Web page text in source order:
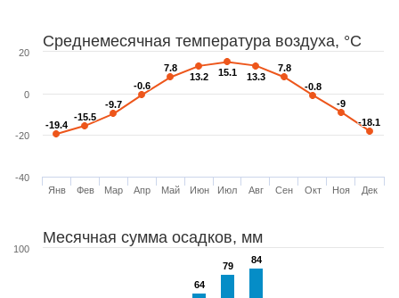
Среднемесячная температура воздуха, °C
-19.4
-19.4
-15.5
-15.5
-9.7
-9.7
-0.6
-0.6
7.8
7.8
13.2
13.2 15.1
15.1 13.3
13.3
7.8
7.8
-0.8
-0.8
-9
-9
-18.1
-18.1
Янв Фев Мар Апр Май Июн Июл Авг Сен Окт Ноя Дек
-40
-20
0
20
Месячная сумма осадков, мм
64
64
79
79
84
84
100